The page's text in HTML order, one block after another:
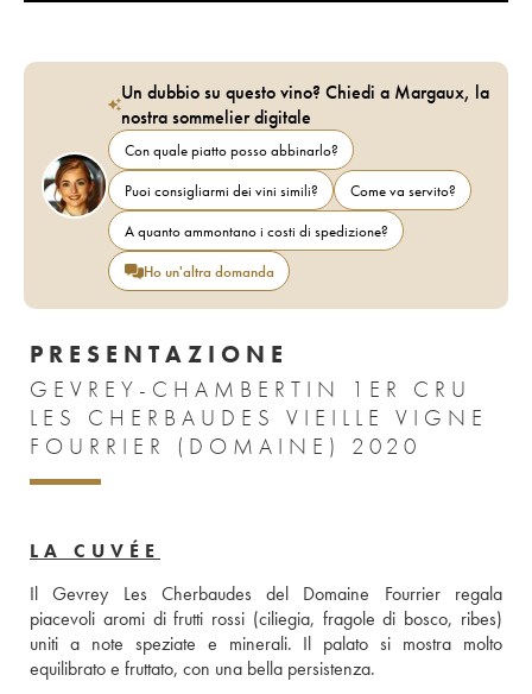
Un dubbio su questo vino? Chiedi a Margaux, la
nostra sommelier digitale
Con quale piatto posso abbinarlo?
Puoi consigliarmi dei vini simili?
Come va servito?
A quanto ammontano i costi di spedizione?
Ho un'altra domanda
PRESENTAZIONE
GEVREY-CHAMBERTIN 1ER CRU
LES CHERBAUDES VIEILLE VIGNE
FOURRIER (DOMAINE) 2020
LA CUVÉE
Il Gevrey Les Cherbaudes del Domaine Fourrier regala
piacevoli aromi di frutti rossi (ciliegia, fragole di bosco, ribes)
uniti a note speziate e minerali. Il palato si mostra molto
equilibrato e fruttato, con una bella persistenza.